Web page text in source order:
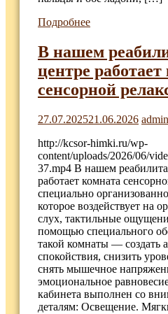
Подробнее
В нашем
центре
сенсорной
27.07.202521.06.2026 admin
http://kcsor-himki.ru/wp-
content/uploads/2026/06/
37.mp4 В нашем
работает комната
специально
которое воздействует на
слух, тактильные
помощью специального
такой комнаты — создать
спокойствия, снизить
снять мышечное
эмоциональное
кабинета выполнен со
деталям: Освещение.